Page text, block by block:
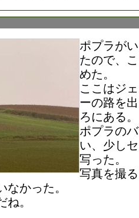
ポプラが
たので、
めた。
ここはジ
ーの路を
ろにある。
ポプラの
い、少し
写った。
写真を撮
なかった。
ね。